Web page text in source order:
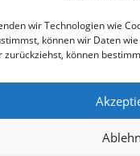
wir Technologien wie
können wir Daten
können